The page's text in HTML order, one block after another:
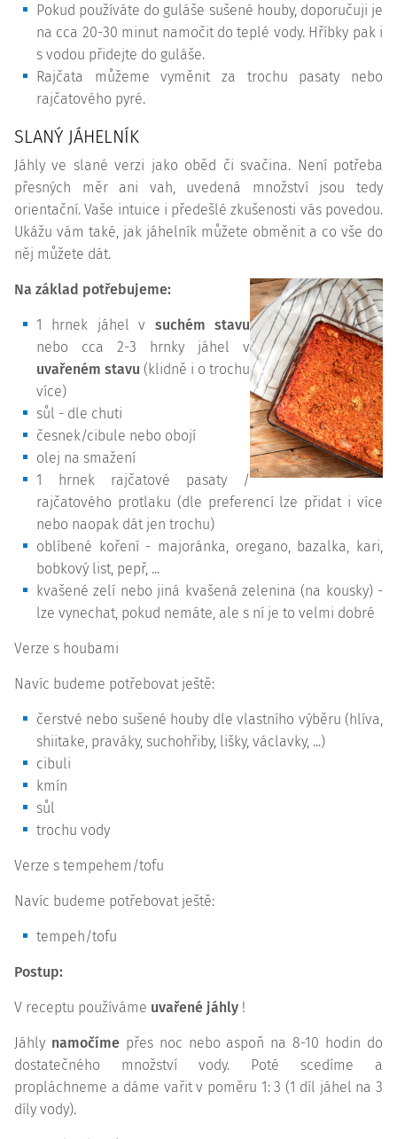
Pokud používáte do guláše sušené houby, doporučuji je
na cca 20-30 minut namočit do teplé vody. Hříbky pak i
s vodou přidejte do guláše.
Rajčata můžeme vyměnit za trochu pasaty nebo
rajčatového pyré.
SLANÝ JÁHELNÍK
Jáhly ve slané verzi jako oběd či svačina. Není potřeba
přesných měr ani vah, uvedená množství jsou tedy
orientační. Vaše intuice i předešlé zkušenosti vás povedou.
Ukážu vám také, jak jáhelník můžete obměnit a co vše do
něj můžete dát.
Na základ potřebujeme:
1 hrnek jáhel v suchém stavu
nebo cca 2-3 hrnky jáhel v
uvařeném stavu (klidně i o trochu
více)
sůl - dle chuti
česnek/cibule nebo obojí
olej na smažení
1 hrnek rajčatové pasaty /
rajčatového protlaku (dle preferencí lze přidat i více
nebo naopak dát jen trochu)
oblíbené koření - majoránka, oregano, bazalka, kari,
bobkový list, pepř, ...
kvašené zelí nebo jiná kvašená zelenina (na kousky) -
lze vynechat, pokud nemáte, ale s ní je to velmi dobré
Verze s houbami
Navíc budeme potřebovat ještě:
čerstvé nebo sušené houby dle vlastního výběru (hlíva,
shiitake, praváky, suchohřiby, lišky, václavky, ...)
cibuli
kmín
sůl
trochu vody
Verze s tempehem/tofu
Navíc budeme potřebovat ještě:
tempeh/tofu
Postup:
V receptu používáme uvařené jáhly !
Jáhly namočímepřes noc nebo aspoň na 8-10 hodin do
dostatečného množství vody. Poté scedíme a
propláchneme a dáme vařit v poměru 1: 3 (1 díl jáhel na 3
díly vody).